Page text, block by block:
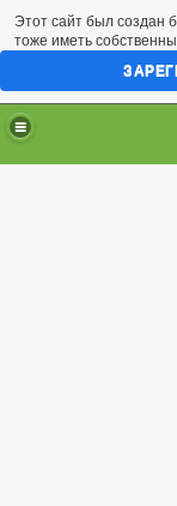
Этот сайт был создан
тоже иметь